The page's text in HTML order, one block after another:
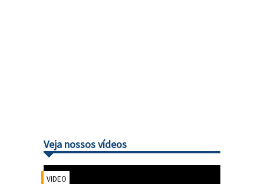
Veja nossos vídeos
VIDEO